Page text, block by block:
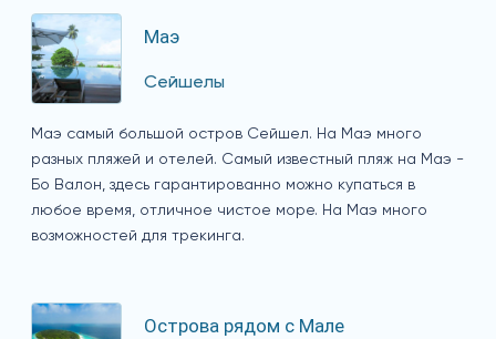
Маэ
Сейшелы
Маэ самый большой остров Сейшел. На Маэ много
разных пляжей и отелей. Самый известный пляж на Маэ -
Бо Валон, здесь гарантированно можно купаться в
любое время, отличное чистое море. На Маэ много
возможностей для трекинга.
Острова рядом с Мале